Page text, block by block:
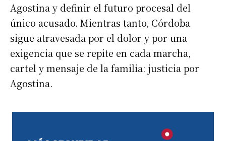
Agostina y definir el futuro procesal del
único acusado. Mientras tanto, Córdoba
sigue atravesada por el dolor y por una
exigencia que se repite en cada marcha,
cartel y mensaje de la familia: justicia por
Agostina.